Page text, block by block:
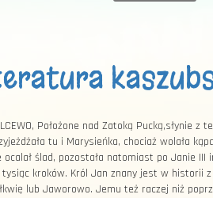
Położone nad Zatoką Pucką,słynie
tu i Marysieńka, chociaż wolała
ocalał ślad, pozostała natomiast po Janie
tysiąc kroków. Król Jan znany jest w historii
lub Jaworowo. Jemu też raczej niż